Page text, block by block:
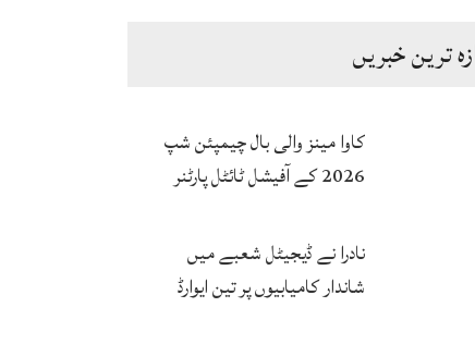
اسلام آباد کے درمیانترین خبریں
کاوا مینز والی بال چیمپئن شپ
2026 کے آفیشل ٹائٹل پارٹنر
فتح پر جشن
نادرا نے ڈیجیٹل شعبے میں
شاندار کامیابیوں پر تین ایوارڈ